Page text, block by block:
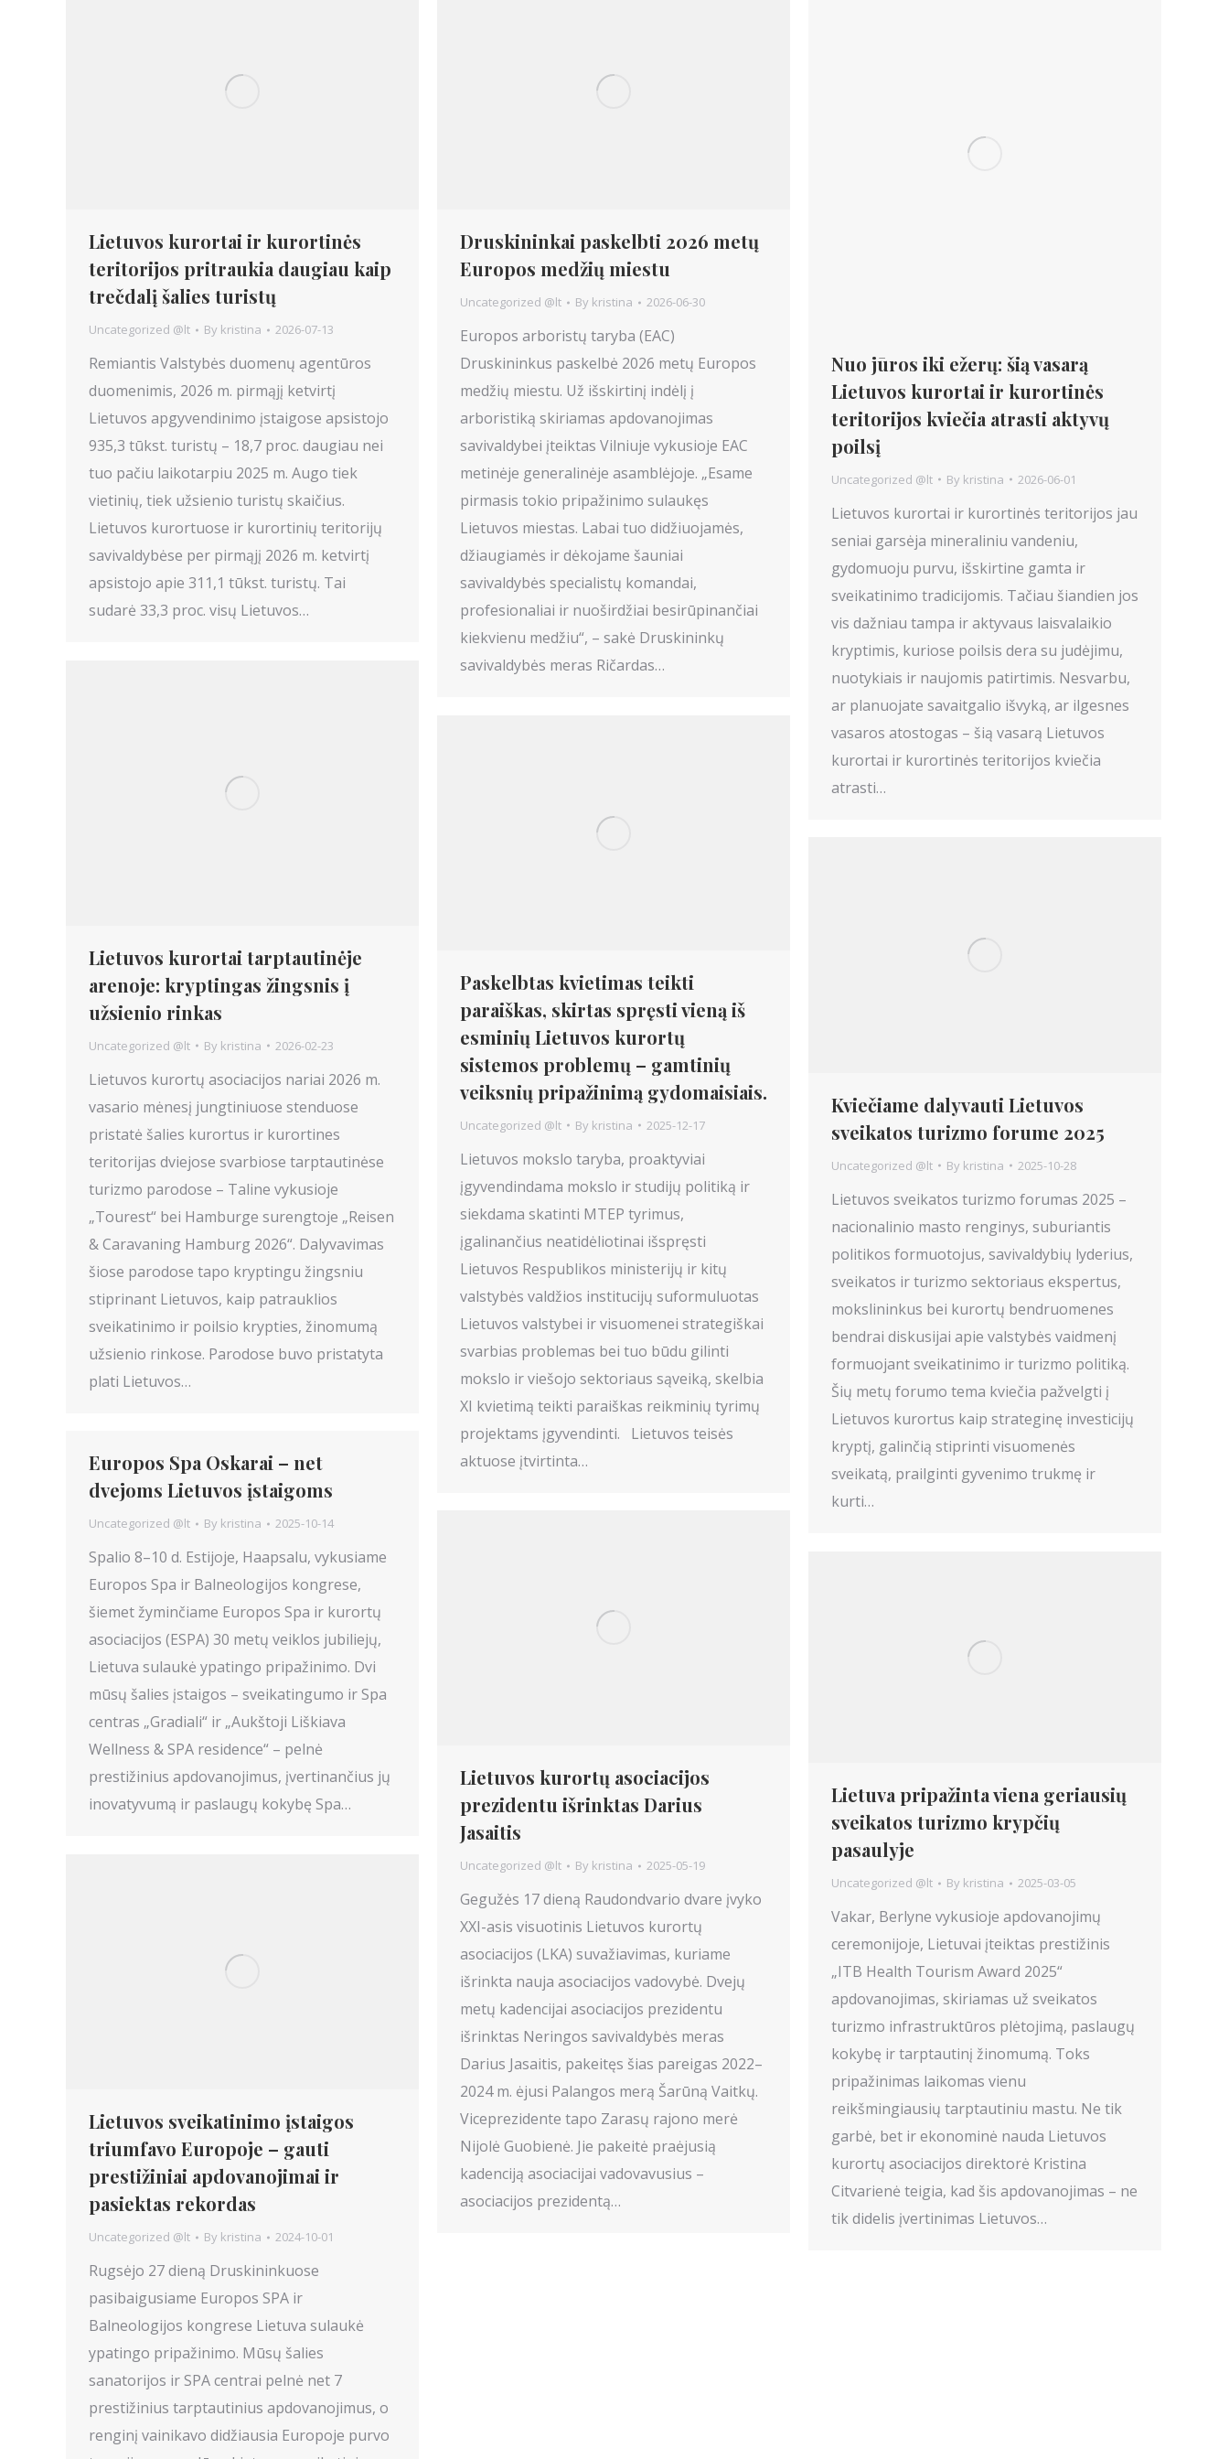
Lietuvos kurortai ir kurortinės
teritorijos pritraukia daugiau kaip
trečdalį šalies turistų
Uncategorized @lt By kristina 2026-07-13
Remiantis Valstybės duomenų agentūros
duomenimis, 2026 m. pirmąjį ketvirtį
Lietuvos apgyvendinimo įstaigose apsistojo
935,3 tūkst. turistų – 18,7 proc. daugiau nei
tuo pačiu laikotarpiu 2025 m. Augo tiek
vietinių, tiek užsienio turistų skaičius.
Lietuvos kurortuose ir kurortinių teritorijų
savivaldybėse per pirmąjį 2026 m. ketvirtį
apsistojo apie 311,1 tūkst. turistų. Tai
sudarė 33,3 proc. visų Lietuvos…
Druskininkai paskelbti 2026 metų
Europos medžių miestu
Uncategorized @lt By kristina 2026-06-30
Europos arboristų taryba (EAC)
Druskininkus paskelbė 2026 metų Europos
medžių miestu. Už išskirtinį indėlį į
arboristiką skiriamas apdovanojimas
savivaldybei įteiktas Vilniuje vykusioje EAC
metinėje generalinėje asamblėjoje. „Esame
pirmasis tokio pripažinimo sulaukęs
Lietuvos miestas. Labai tuo didžiuojamės,
džiaugiamės ir dėkojame šauniai
savivaldybės specialistų komandai,
profesionaliai ir nuoširdžiai besirūpinančiai
kiekvienu medžiu“, – sakė Druskininkų
savivaldybės meras Ričardas…
Nuo jūros iki ežerų: šią vasarą
Lietuvos kurortai ir kurortinės
teritorijos kviečia atrasti aktyvų
poilsį
Uncategorized @lt By kristina 2026-06-01
Lietuvos kurortai ir kurortinės teritorijos jau
seniai garsėja mineraliniu vandeniu,
gydomuoju purvu, išskirtine gamta ir
sveikatinimo tradicijomis. Tačiau šiandien jos
vis dažniau tampa ir aktyvaus laisvalaikio
kryptimis, kuriose poilsis dera su judėjimu,
nuotykiais ir naujomis patirtimis. Nesvarbu,
ar planuojate savaitgalio išvyką, ar ilgesnes
vasaros atostogas – šią vasarą Lietuvos
kurortai ir kurortinės teritorijos kviečia
atrasti…
Lietuvos kurortai tarptautinėje
arenoje: kryptingas žingsnis į
užsienio rinkas
Uncategorized @lt By kristina 2026-02-23
Lietuvos kurortų asociacijos nariai 2026 m.
vasario mėnesį jungtiniuose stenduose
pristatė šalies kurortus ir kurortines
teritorijas dviejose svarbiose tarptautinėse
turizmo parodose – Taline vykusioje
„Tourest“ bei Hamburge surengtoje „Reisen
& Caravaning Hamburg 2026“. Dalyvavimas
šiose parodose tapo kryptingu žingsniu
stiprinant Lietuvos, kaip patrauklios
sveikatinimo ir poilsio krypties, žinomumą
užsienio rinkose. Parodose buvo pristatyta
plati Lietuvos…
Paskelbtas kvietimas teikti
paraiškas, skirtas spręsti vieną iš
esminių Lietuvos kurortų
sistemos problemų – gamtinių
veiksnių pripažinimą gydomaisiais.
Uncategorized @lt By kristina 2025-12-17
Lietuvos mokslo taryba, proaktyviai
įgyvendindama mokslo ir studijų politiką ir
siekdama skatinti MTEP tyrimus,
įgalinančius neatidėliotinai išspręsti
Lietuvos Respublikos ministerijų ir kitų
valstybės valdžios institucijų suformuluotas
Lietuvos valstybei ir visuomenei strategiškai
svarbias problemas bei tuo būdu gilinti
mokslo ir viešojo sektoriaus sąveiką, skelbia
XI kvietimą teikti paraiškas reikminių tyrimų
projektams įgyvendinti. Lietuvos teisės
aktuose įtvirtinta…
Kviečiame dalyvauti Lietuvos
sveikatos turizmo forume 2025
Uncategorized @lt By kristina 2025-10-28
Lietuvos sveikatos turizmo forumas 2025 –
nacionalinio masto renginys, suburiantis
politikos formuotojus, savivaldybių lyderius,
sveikatos ir turizmo sektoriaus ekspertus,
mokslininkus bei kurortų bendruomenes
bendrai diskusijai apie valstybės vaidmenį
formuojant sveikatinimo ir turizmo politiką.
Šių metų forumo tema kviečia pažvelgti į
Lietuvos kurortus kaip strateginę investicijų
kryptį, galinčią stiprinti visuomenės
sveikatą, prailginti gyvenimo trukmę ir
kurti…
Europos Spa Oskarai – net
dvejoms Lietuvos įstaigoms
Uncategorized @lt By kristina 2025-10-14
Spalio 8–10 d. Estijoje, Haapsalu, vykusiame
Europos Spa ir Balneologijos kongrese,
šiemet žyminčiame Europos Spa ir kurortų
asociacijos (ESPA) 30 metų veiklos jubiliejų,
Lietuva sulaukė ypatingo pripažinimo. Dvi
mūsų šalies įstaigos – sveikatingumo ir Spa
centras „Gradiali“ ir „Aukštoji Liškiava
Wellness & SPA residence“ – pelnė
prestižinius apdovanojimus, įvertinančius jų
inovatyvumą ir paslaugų kokybę Spa…
Lietuvos kurortų asociacijos
prezidentu išrinktas Darius
Jasaitis
Uncategorized @lt By kristina 2025-05-19
Gegužės 17 dieną Raudondvario dvare įvyko
XXI-asis visuotinis Lietuvos kurortų
asociacijos (LKA) suvažiavimas, kuriame
išrinkta nauja asociacijos vadovybė. Dvejų
metų kadencijai asociacijos prezidentu
išrinktas Neringos savivaldybės meras
Darius Jasaitis, pakeitęs šias pareigas 2022–
2024 m. ėjusi Palangos merą Šarūną Vaitkų.
Viceprezidente tapo Zarasų rajono merė
Nijolė Guobienė. Jie pakeitė praėjusią
kadenciją asociacijai vadovavusius –
asociacijos prezidentą…
Lietuva pripažinta viena geriausių
sveikatos turizmo krypčių
pasaulyje
Uncategorized @lt By kristina 2025-03-05
Vakar, Berlyne vykusioje apdovanojimų
ceremonijoje, Lietuvai įteiktas prestižinis
„ITB Health Tourism Award 2025“
apdovanojimas, skiriamas už sveikatos
turizmo infrastruktūros plėtojimą, paslaugų
kokybę ir tarptautinį žinomumą. Toks
pripažinimas laikomas vienu
reikšmingiausių tarptautiniu mastu. Ne tik
garbė, bet ir ekonominė nauda Lietuvos
kurortų asociacijos direktorė Kristina
Citvarienė teigia, kad šis apdovanojimas – ne
tik didelis įvertinimas Lietuvos…
Lietuvos sveikatinimo įstaigos
triumfavo Europoje – gauti
prestižiniai apdovanojimai ir
pasiektas rekordas
Uncategorized @lt By kristina 2024-10-01
Rugsėjo 27 dieną Druskininkuose
pasibaigusiame Europos SPA ir
Balneologijos kongrese Lietuva sulaukė
ypatingo pripažinimo. Mūsų šalies
sanatorijos ir SPA centrai pelnė net 7
prestižinius tarptautinius apdovanojimus, o
renginį vainikavo didžiausia Europoje purvo